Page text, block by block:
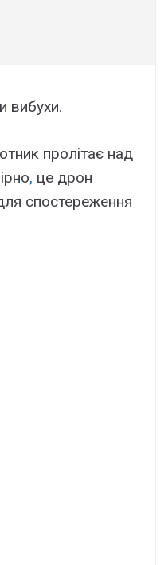
вибухи.
пролітає над
, це дрон
спостереження